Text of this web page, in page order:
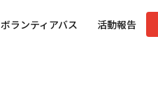
ボランティアバス 活動報告